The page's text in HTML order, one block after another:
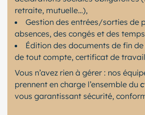
retraite, mutuelle…),
Gestion des entrées/sorties de
absences, des congés et des
Édition des documents de fin
de tout compte, certificat de
Vous n’avez rien à gérer : nos
prennent en charge l’ensemble du
vous garantissant sécurité,